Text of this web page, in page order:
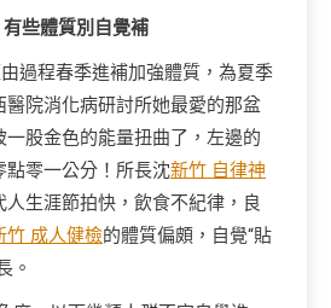
有些體質別自覺補
由過程春季進補加強體質，為夏季
醫院消化病研討所她最愛的那盆
股金色的能量扭曲了，左邊的
點零一公分！所長沈新竹 自律神
人生涯節拍快，飲食不紀律，良
竹 成人健檢的體質偏頗，自覺“貼
。